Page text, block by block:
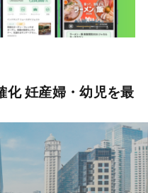
化 妊産婦・幼児を最